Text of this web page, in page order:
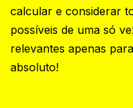
calcular e considerar
possíveis de uma só
relevantes apenas
absoluto!